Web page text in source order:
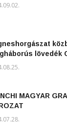
lövedék
MAGYAR